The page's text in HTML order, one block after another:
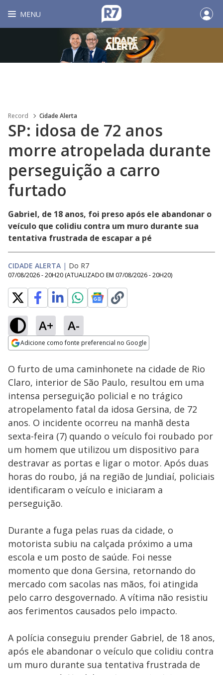
MENU
Record Cidade Alerta
SP: idosa de 72 anos
morre atropelada durante
perseguição a carro
furtado
Gabriel, de 18 anos, foi preso após ele abandonar o
veículo que colidiu contra um muro durante sua
tentativa frustrada de escapar a pé
CIDADE ALERTA | Do R7
07/08/2026 - 20H20 (ATUALIZADO EM 07/08/2026 - 20H20)
A+ A-
Adicione como fonte preferencial no Google
Ativar
Loaded:
9.72%
O furto de uma caminhonete na cidade de Rio
Claro, interior de São Paulo, resultou em uma
intensa perseguição policial e no trágico
atropelamento fatal da idosa Gersina, de 72
anos. O incidente ocorreu na manhã desta
sexta-feira (7) quando o veículo foi roubado por
um homem que utilizou um dispositivo para
destravar as portas e ligar o motor. Após duas
horas do roubo, já na região de Jundiaí, policiais
identificaram o veículo e iniciaram a
perseguição.
Durante a fuga pelas ruas da cidade, o
motorista subiu na calçada próximo a uma
escola e um posto de saúde. Foi nesse
momento que dona Gersina, retornando do
mercado com sacolas nas mãos, foi atingida
pelo carro desgovernado. A vítima não resistiu
aos ferimentos causados pelo impacto.
A polícia conseguiu prender Gabriel, de 18 anos,
após ele abandonar o veículo que colidiu contra
um muro durante sua tentativa frustrada de